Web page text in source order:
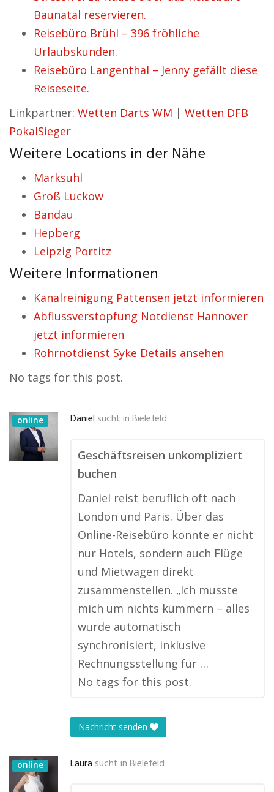
Baunatal reservieren.
Reisebüro Brühl – 396 fröhliche
Urlaubskunden.
Reisebüro Langenthal – Jenny gefällt diese
Reiseseite.
Linkpartner: Wetten Darts WM | Wetten DFB
PokalSieger
Weitere Locations in der Nähe
Marksuhl
Groß Luckow
Bandau
Hepberg
Leipzig Portitz
Weitere Informationen
Kanalreinigung Pattensen jetzt informieren
Abflussverstopfung Notdienst Hannover
jetzt informieren
Rohrnotdienst Syke Details ansehen
No tags for this post.
online Daniel sucht in Bielefeld
Geschäftsreisen unkompliziert
buchen
Daniel reist beruflich oft nach
London und Paris. Über das
Online-Reisebüro konnte er nicht
nur Hotels, sondern auch Flüge
und Mietwagen direkt
zusammenstellen. „Ich musste
mich um nichts kümmern – alles
wurde automatisch
synchronisiert, inklusive
Rechnungsstellung für …
No tags for this post.
Nachricht senden
online Laura sucht in Bielefeld